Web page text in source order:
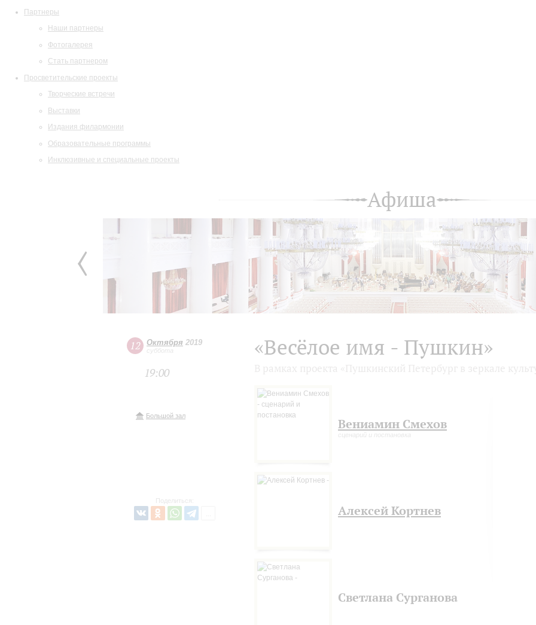
Партнеры
Наши партнеры
Фотогалерея
Стать партнером
Просветительские проекты
Творческие встречи
Выставки
Издания филармонии
Образовательные программы
Инклюзивные и специальные проекты
Афиша
12 Октября 2019
суббота
19:00
Большой зал
Поделиться:
«Весёлое имя - Пушкин»
Вениамин Смехов
сценарий и постановка
Алексей Кортнев
Светлана Сурганова